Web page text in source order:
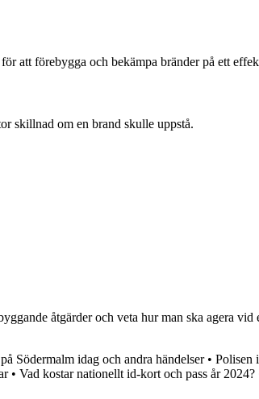
att förebygga och bekämpa bränder på ett
skillnad om en brand skulle uppstå.
åtgärder och veta hur man ska agera
Södermalm idag och andra händelser• Polisen
• Vad kostar nationellt id-kort och pass år 2024?